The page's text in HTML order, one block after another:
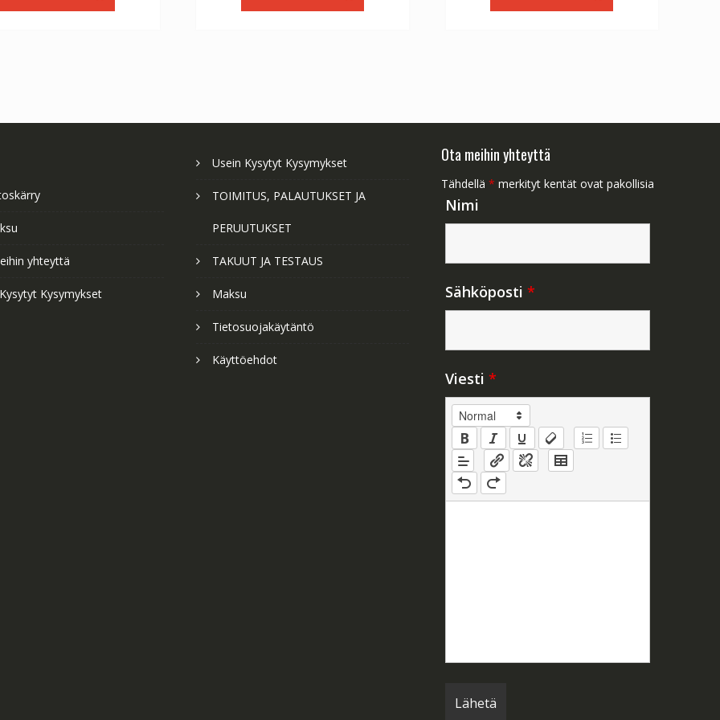
€56.64. €31.47.
€56.64. €31.47.
€56.64. €31.47.
yhteyttä
Kysymykset
Usein Kysytyt Kysymykset
TOIMITUS, PALAUTUKSET JA
PERUUTUKSET
TAKUUT JA TESTAUS
Maksu
Tietosuojakäytäntö
Käyttöehdot
Ota meihin yhteyttä
Tähdellä * merkityt kentät ovat pakollisia
Nimi
Sähköposti *
Viesti *